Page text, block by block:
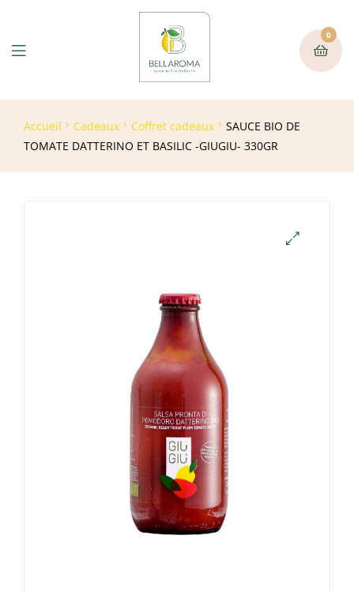
0
Accueil Cadeaux Coffret cadeaux
SAUCE BIO DE
TOMATE DATTERINO ET BASILIC -GIUGIU- 330GR